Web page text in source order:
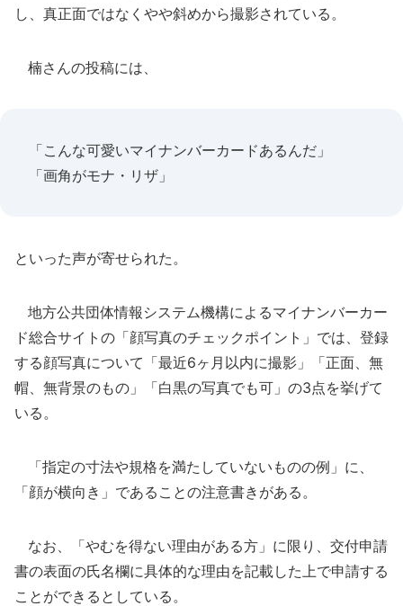
し、真正面ではなくやや斜めから撮影されている。
楠さんの投稿には、
「こんな可愛いマイナンバーカードあるんだ」
「画角がモナ・リザ」
といった声が寄せられた。
地方公共団体情報システム機構によるマイナンバーカー
ド総合サイトの「顔写真のチェックポイント」では、登録
する顔写真について「最近6ヶ月以内に撮影」「正面、無
帽、無背景のもの」「白黒の写真でも可」の3点を挙げて
いる。
「指定の寸法や規格を満たしていないものの例」に、
「顔が横向き」であることの注意書きがある。
なお、「やむを得ない理由がある方」に限り、交付申請
書の表面の氏名欄に具体的な理由を記載した上で申請する
ことができるとしている。